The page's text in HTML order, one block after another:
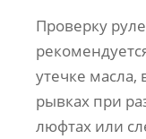
Проверку
утечке масла,
рывках при
люфтах или